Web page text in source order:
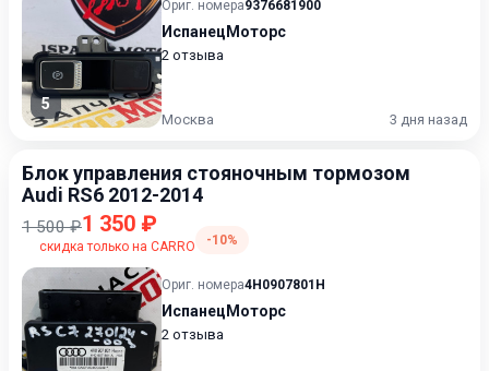
5
Ориг. номера9376681900
ИспанецМоторс
2 отзыва
Москва 3 дня назад
Блок управления стояночным тормозом
Audi RS6 2012-2014
1 500 ₽1 350 ₽
скидка только на CARRO -10%
Ориг. номера4H0907801H
ИспанецМоторс
2 отзыва